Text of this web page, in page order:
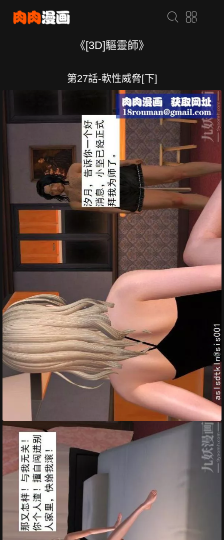
《[3D]驅靈師》
第27話-軟性威脅[下]